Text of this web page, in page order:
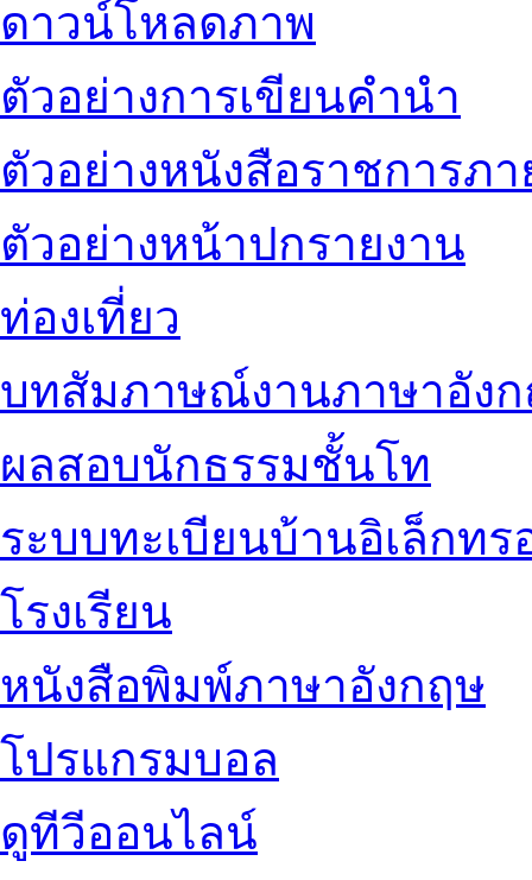
ดาวน์โหลดภาพ
ตัวอย่างการเขียนคำนำ
ตัวอย่างหนังสือราชการภ
ตัวอย่างหน้าปกรายงาน
ท่องเที่ยว
บทสัมภาษณ์งานภาษาอัง
ผลสอบนักธรรมชั้นโท
ระบบทะเบียนบ้านอิเล็กท
โรงเรียน
หนังสือพิมพ์ภาษาอังกฤษ
โปรแกรมบอล
ดูทีวีออนไลน์